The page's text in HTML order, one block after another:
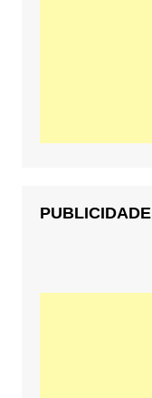
PUBLICIDADE